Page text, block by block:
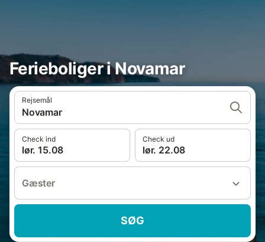
Ferieboliger i Novamar
Rejsemål
Novamar
Check ind
lør. 15.08
Check ud
lør. 22.08
Gæster
SØG